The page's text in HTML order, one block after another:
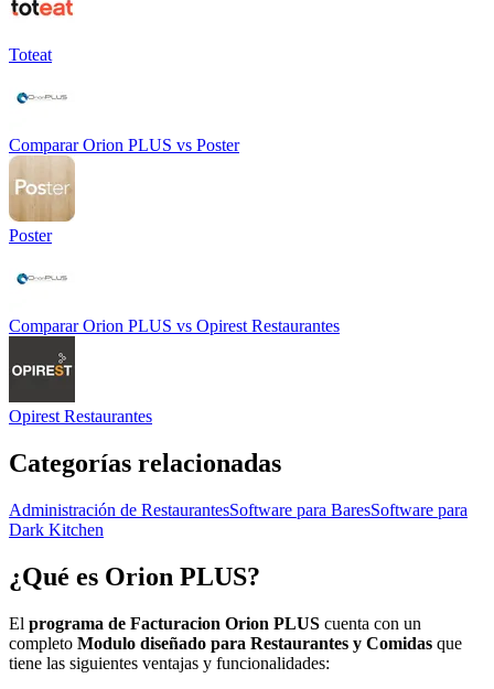
Toteat
Comparar Orion PLUS vs Poster
Poster
Comparar Orion PLUS vs Opirest Restaurantes
Opirest Restaurantes
Categorías relacionadas
Administración de RestaurantesSoftware para BaresSoftware para
Dark Kitchen
¿Qué es Orion PLUS?
El programa de Facturacion Orion PLUS cuenta con un
completo Modulo diseñado para Restaurantes y Comidas que
tiene las siguientes ventajas y funcionalidades: